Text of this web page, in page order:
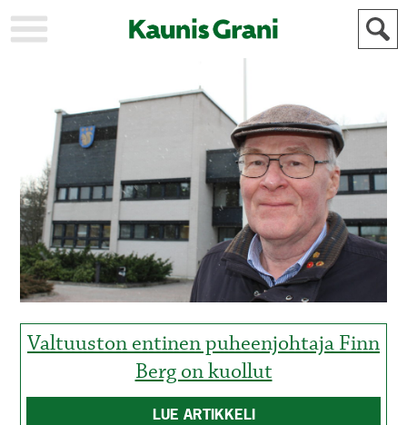
STADEN
AJANKOHTAISTA
AKTUELLT
URHEILU
KULTTUURI
KULTUR
HISTORIA
HISTORIA
YLEINEN
ALLMÄN
MAINOSTAJILLE
ANNONSÖRER
Valtuuston entinen puheenjohtaja Finn
Berg on kuollut
LUE ARTIKKELI